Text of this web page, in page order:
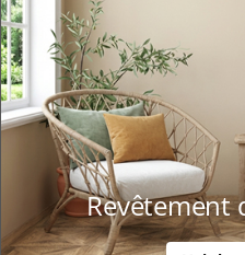
Revêtement